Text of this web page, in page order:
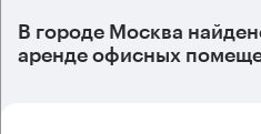
В городе Москва
аренде офисных